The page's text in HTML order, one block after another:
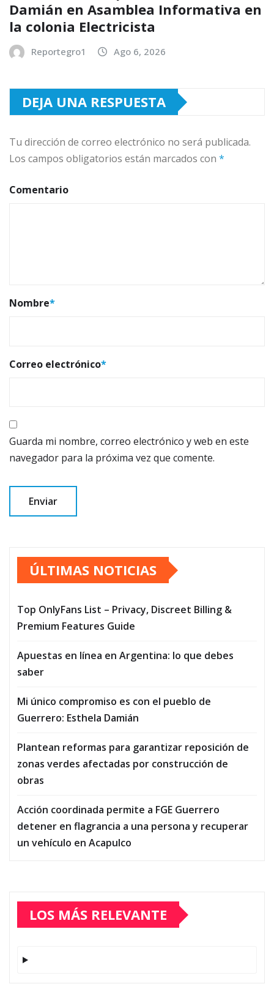
Damián en Asamblea Informativa en
la colonia Electricista
Reportegro1 Ago 6, 2026
DEJA UNA RESPUESTA
Tu dirección de correo electrónico no será publicada.
Los campos obligatorios están marcados con *
Comentario
Nombre*
Correo electrónico*
Guarda mi nombre, correo electrónico y web en este
navegador para la próxima vez que comente.
ÚLTIMAS NOTICIAS
Top OnlyFans List – Privacy, Discreet Billing &
Premium Features Guide
Apuestas en línea en Argentina: lo que debes
saber
Mi único compromiso es con el pueblo de
Guerrero: Esthela Damián
Plantean reformas para garantizar reposición de
zonas verdes afectadas por construcción de
obras
Acción coordinada permite a FGE Guerrero
detener en flagrancia a una persona y recuperar
un vehículo en Acapulco
LOS MÁS RELEVANTE